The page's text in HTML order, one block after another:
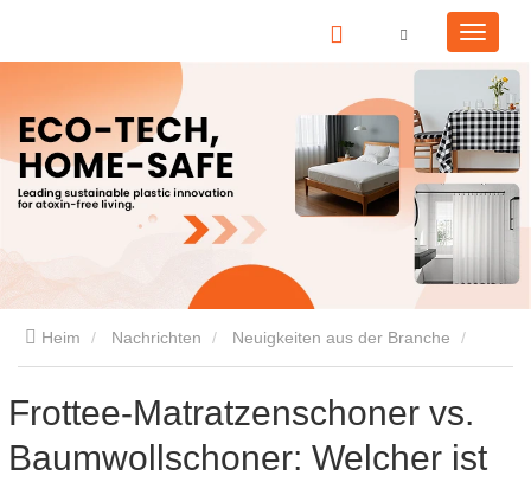
Heim Nachrichten Neuigkeiten aus der Branche
der Beste?
Frottee-Matratzenschoner vs.
Baumwollschoner: Welcher ist